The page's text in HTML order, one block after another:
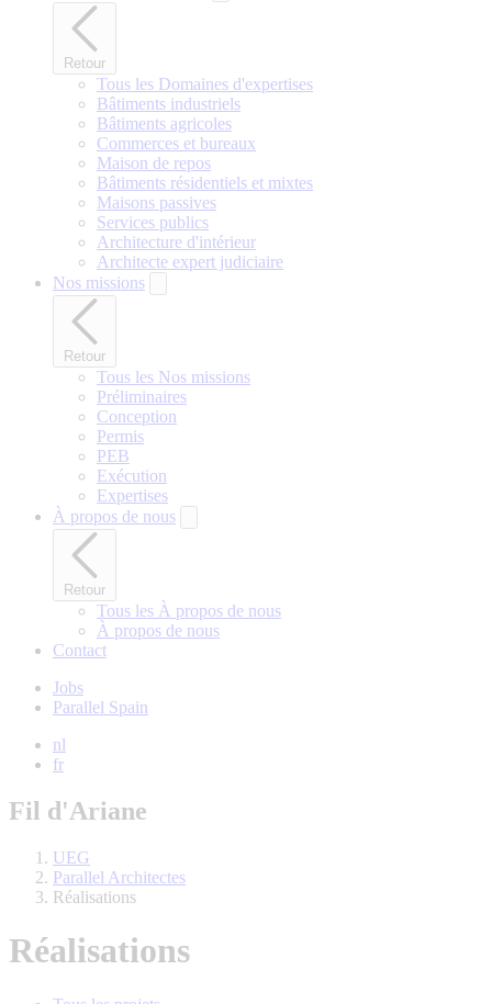
Retour
Tous les Domaines d'expertises
Bâtiments industriels
Bâtiments agricoles
Commerces et bureaux
Maison de repos
Bâtiments résidentiels et mixtes
Maisons passives
Services publics
Architecture d'intérieur
Architecte expert judiciaire
Nos missions
Retour
Tous les Nos missions
Préliminaires
Conception
Permis
PEB
Exécution
Expertises
À propos de nous
Retour
Tous les À propos de nous
À propos de nous
Contact
Jobs
Parallel Spain
nl
fr
Fil d'Ariane
UEG
Parallel Architectes
Réalisations
Réalisations